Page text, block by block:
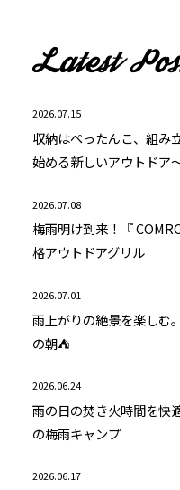
2026.07.15
収納はぺったんこ、組み
始める新しいアウトドア
2026.07.08
梅雨明け到来！『
格アウトドアグリル
2026.07.01
雨上がりの絶景を楽しむ
の朝⛺
2026.06.24
雨の日の焚き火時間を快
の梅雨キャンプ
2026.06.17